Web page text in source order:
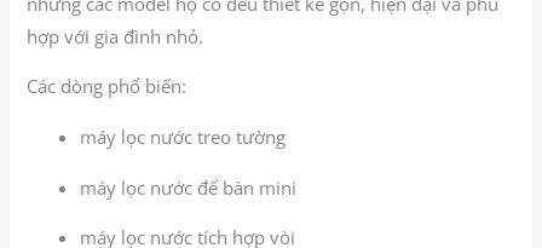
hợp với gia đình nhỏ.
Các dòng phổ biến:
máy lọc nước treo tường
máy lọc nước để bàn mini
máy lọc nước tích hợp vòi